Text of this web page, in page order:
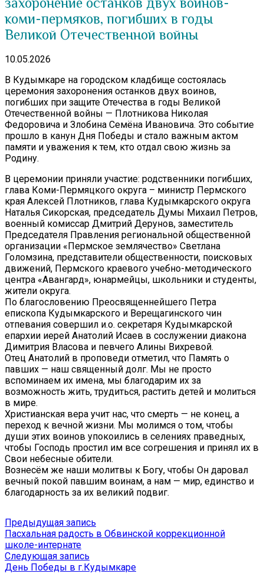
коми-пермяков, погибших в годы
Великой Отечественной войны
10.05.2026
В Кудымкаре на городском кладбище состоялась
церемония захоронения останков двух воинов,
погибших при защите Отечества в годы Великой
Отечественной войны — Плотникова Николая
Федоровича и Злобина Семёна Ивановича. Это событие
прошло в канун Дня Победы и стало важным актом
памяти и уважения к тем, кто отдал свою жизнь за
Родину.
В церемонии приняли участие: родственники погибших,
глава Коми-Пермяцкого округа – министр Пермского
края Алексей Плотников, глава Кудымкарского округа
Наталья Сикорская, председатель Думы Михаил Петров,
военный комиссар Дмитрий Дерунов, заместитель
Председателя Правления региональной общественной
организации «Пермское землячество» Светлана
Голомзина, представители общественности, поисковых
движений, Пермского краевого учебно-методического
центра «Авангард», юнармейцы, школьники и студенты,
жители округа.
По благословению Преосвященнейшего Петра
епископа Кудымкарского и Верещагинского чин
отпевания совершил и.о. секретаря Кудымкарской
епархии иерей Анатолий Исаев в сослужении диакона
Димитрия Власова и певчего Алины Вихревой.
Отец Анатолий в проповеди отметил, что Память о
павших — наш священный долг. Мы не просто
вспоминаем их имена, мы благодарим их за
возможность жить, трудиться, растить детей и молиться
в мире.
Христианская вера учит нас, что смерть — не конец, а
переход к вечной жизни. Мы молимся о том, чтобы
души этих воинов упокоились в селениях праведных,
чтобы Господь простил им все согрешения и принял их в
Свои небесные обители.
Вознесём же наши молитвы к Богу, чтобы Он даровал
вечный покой павшим воинам, а нам — мир, единство и
благодарность за их великий подвиг.
Навигация
по
записям
Предыдущая запись
запись:
Пасхальная радость в Обвинской коррекционной
школе-интернате
Следующая запись
запись:
День Победы в г.Кудымкаре